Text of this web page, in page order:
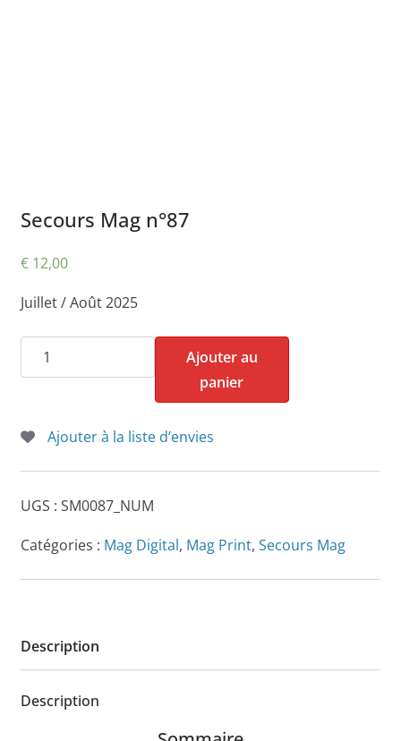
Secours Mag n°87
€12,00
Juillet / Août 2025
quantité
de
n°87
Ajouter au
panier
Ajouter à la liste d’envies
UGS : SM0087_NUM
Catégories : Mag Digital, Mag Print, Secours Mag
Description
Description